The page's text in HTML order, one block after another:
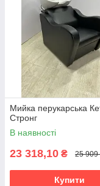
Мийка перукарська
Стронг
В наявності
23 318,10 ₴ 25 909
Купити